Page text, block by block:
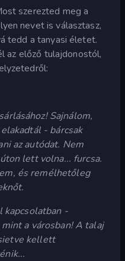
szerezted meg a
nevet is választasz,
tedd a tanyasi életet.
az előző tulajdonostól,
Sajnálom,
- bárcsak
az autódat. Nem
lett volna... furcsa.
és remélhetőleg
kapcsolatban -
a városban! A talaj
kellett